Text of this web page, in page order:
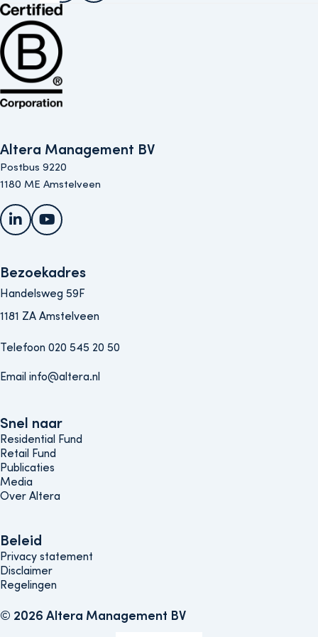
Bekijk de B Corp-certificering van Altera (opent in nieuw venster)
Altera Management BV
Postbus 9220
1180 ME Amstelveen
LinkedInYouTube
Bezoekadres
Handelsweg 59F
1181 ZA Amstelveen
Telefoon 020 545 20 50
Email info@altera.nl
Snel naar
Snel naar
Residential Fund
Retail Fund
Publicaties
Media
Over Altera
Beleids menu
Beleid
Privacy statement
Disclaimer
Regelingen
© 2026 Altera Management BV